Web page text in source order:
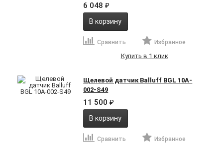
6 048₽
В корзину
Сравнить Избранное
Купить в 1 клик
Щелевой датчик Balluff BGL 10A-
002-S49
11 500₽
В корзину
Сравнить Избранное